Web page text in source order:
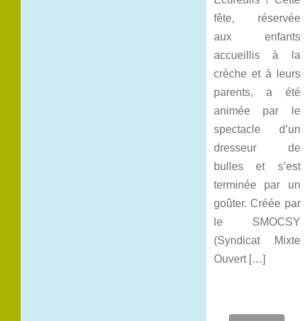
fête, réservée
aux enfants
accueillis à la
crèche et à leurs
parents, a été
animée par le
spectacle d’un
dresseur de
bulles et s’est
terminée par un
goûter. Créée par
le SMOCSY
(Syndicat Mixte
Ouvert […]